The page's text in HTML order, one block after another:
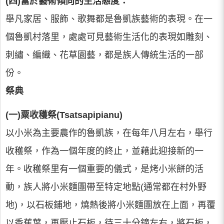
舉凡家居、服飾、歌舞都是魯凱族藝術的表現。在一
個魯凱村落里，處處可見藝術生活化的表現如雕刻、
刺繡、編織、花草園藝，都是族人傳統生活的一部
份。
祭典
(一)粟收穫祭(Tsatsapipianu)
以小米為主要農作的魯凱族，在每年八月左右，舉行
收穫祭，作為一個年度的終止，並藉此迎接新的一
年。收穫祭里有一個重要的儀式，是烤小米餅的活
動，族人將小米麵團帶至特定地點(通常都在村外野
地)，以石板鋪地，燒熱後將小米麵團放在上面，再覆